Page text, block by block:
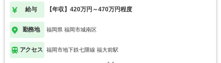
給与 【年収】420万円～470万円程度
勤務地 福岡県 福岡市城南区
アクセス 福岡市地下鉄七隈線 福大前駅